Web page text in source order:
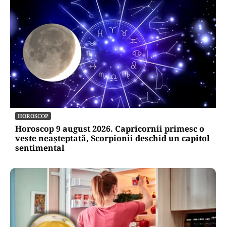
HOROSCOP
Horoscop 9 august 2026. Capricornii primesc o
veste neașteptată, Scorpionii deschid un capitol
sentimental